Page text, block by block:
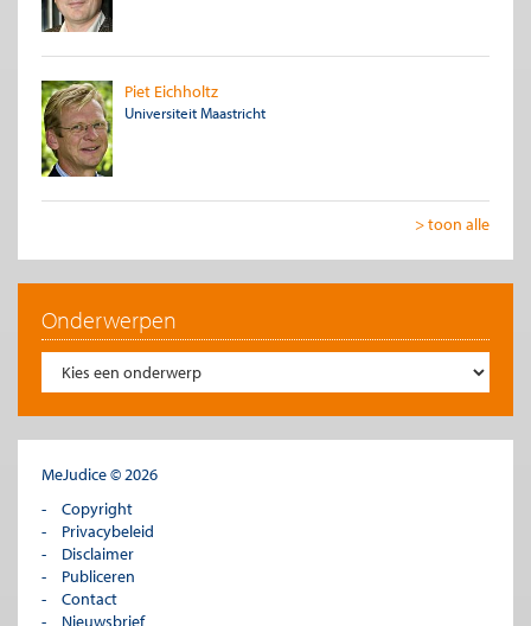
Piet Eichholtz
Universiteit Maastricht
> toon alle
Onderwerpen
MeJudice © 2026
Copyright
Privacybeleid
Disclaimer
Publiceren
Contact
Nieuwsbrief